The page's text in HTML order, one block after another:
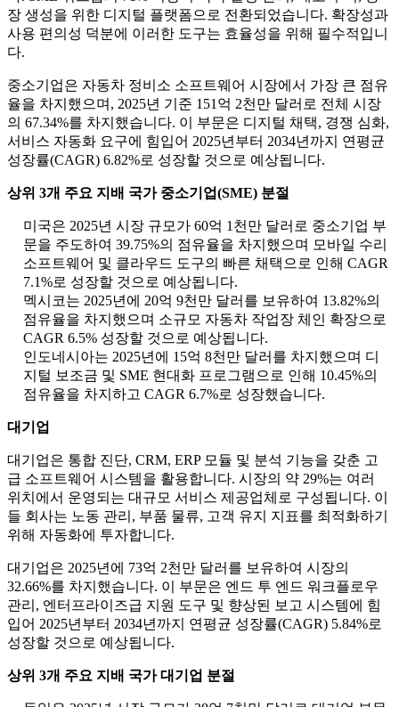
장 생성을 위한 디지털 플랫폼으로 전환되었습니다. 확장성과
사용 편의성 덕분에 이러한 도구는 효율성을 위해 필수적입니
다.
중소기업은 자동차 정비소 소프트웨어 시장에서 가장 큰 점유
율을 차지했으며, 2025년 기준 151억 2천만 달러로 전체 시장
의 67.34%를 차지했습니다. 이 부문은 디지털 채택, 경쟁 심화,
서비스 자동화 요구에 힘입어 2025년부터 2034년까지 연평균
성장률(CAGR) 6.82%로 성장할 것으로 예상됩니다.
상위 3개 주요 지배 국가 중소기업(SME) 분절
미국은 2025년 시장 규모가 60억 1천만 달러로 중소기업 부
문을 주도하여 39.75%의 점유율을 차지했으며 모바일 수리
소프트웨어 및 클라우드 도구의 빠른 채택으로 인해 CAGR
7.1%로 성장할 것으로 예상됩니다.
멕시코는 2025년에 20억 9천만 달러를 보유하여 13.82%의
점유율을 차지했으며 소규모 자동차 작업장 체인 확장으로
CAGR 6.5% 성장할 것으로 예상됩니다.
인도네시아는 2025년에 15억 8천만 달러를 차지했으며 디
지털 보조금 및 SME 현대화 프로그램으로 인해 10.45%의
점유율을 차지하고 CAGR 6.7%로 성장했습니다.
대기업
대기업은 통합 진단, CRM, ERP 모듈 및 분석 기능을 갖춘 고
급 소프트웨어 시스템을 활용합니다. 시장의 약 29%는 여러
위치에서 운영되는 대규모 서비스 제공업체로 구성됩니다. 이
들 회사는 노동 관리, 부품 물류, 고객 유지 지표를 최적화하기
위해 자동화에 투자합니다.
대기업은 2025년에 73억 2천만 달러를 보유하여 시장의
32.66%를 차지했습니다. 이 부문은 엔드 투 엔드 워크플로우
관리, 엔터프라이즈급 지원 도구 및 향상된 보고 시스템에 힘
입어 2025년부터 2034년까지 연평균 성장률(CAGR) 5.84%로
성장할 것으로 예상됩니다.
상위 3개 주요 지배 국가대기업 분절